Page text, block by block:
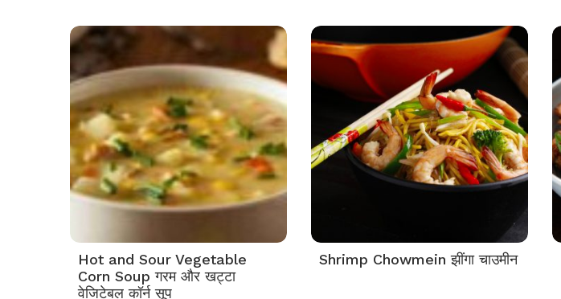
Hot and Sour Vegetable
Corn Soup गरम और खट्टा
वेजिटेबल कॉर्न सूप
Shrimp Chowmein झींगा चाउमीन